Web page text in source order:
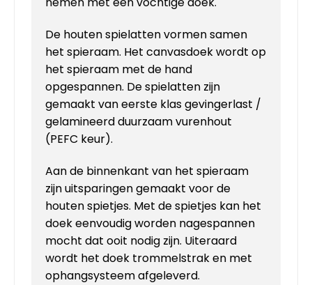
De houten spielatten vormen samen
het spieraam. Het canvasdoek wordt op
het spieraam met de hand
opgespannen. De spielatten zijn
gemaakt van eerste klas gevingerlast /
gelamineerd duurzaam vurenhout
(PEFC keur).
Aan de binnenkant van het spieraam
zijn uitsparingen gemaakt voor de
houten spietjes. Met de spietjes kan het
doek eenvoudig worden nagespannen
mocht dat ooit nodig zijn. Uiteraard
wordt het doek trommelstrak en met
ophangsysteem afgeleverd.